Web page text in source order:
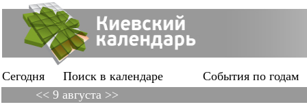
Сегодня Поиск в календаре
События по годам
<< 9 августа >>